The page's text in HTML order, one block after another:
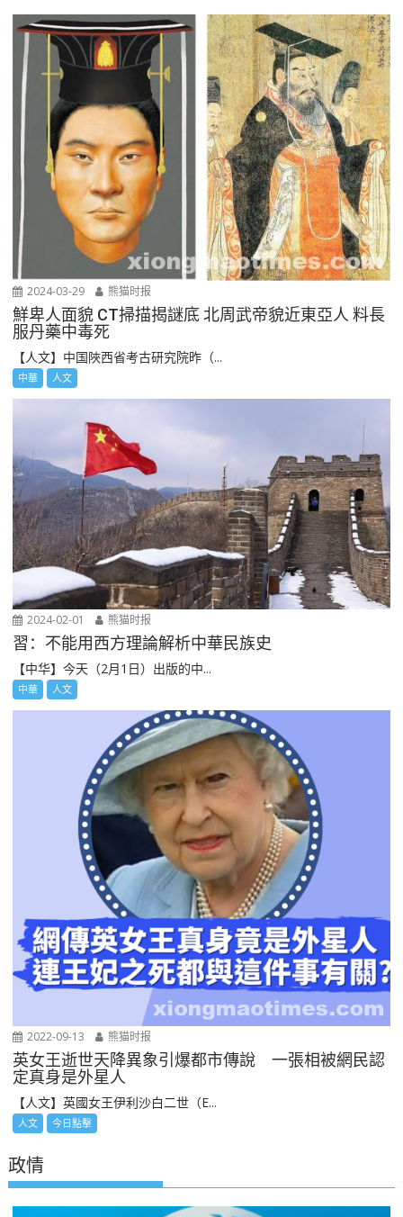
2024-03-29 熊猫时报
鮮卑人面貌 CT掃描揭謎底 北周武帝貌近東亞人 料長
服丹藥中毒死
【人文】中国陜西省考古研究院昨（...
中華 人文
2024-02-01 熊猫时报
習：不能用西方理論解析中華民族史
【中华】今天（2月1日）出版的中...
中華 人文
2022-09-13 熊猫时报
英女王逝世天降異象引爆都市傳說 一張相被網民認
定真身是外星人
【人文】英國女王伊利沙白二世（E...
人文 今日點擊
政情